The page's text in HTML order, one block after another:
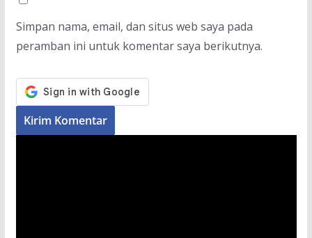
Simpan nama, email, dan situs web saya pada
peramban ini untuk komentar saya berikutnya.